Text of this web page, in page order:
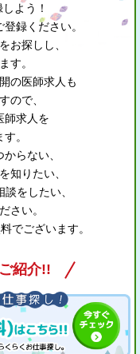
よう！
録ください。
お探しし、
す。
の医師求人も
ので、
師求人を
。
らない、
知りたい、
をしたい、
さい。
でございます。
紹介!!